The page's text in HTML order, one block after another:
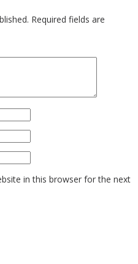
Required fields are
in this browser for the next